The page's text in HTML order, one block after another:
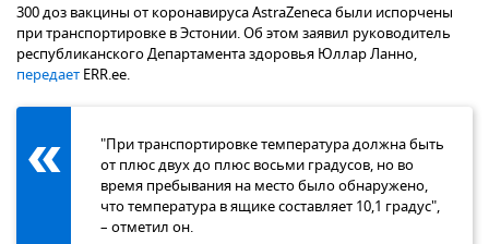
300 доз вакцины от коронавируса AstraZeneca были испорчены
при транспортировке в Эстонии. Об этом заявил руководитель
республиканского Департамента здоровья Юллар Ланно,
передает ERR.ee.
"При транспортировке температура должна быть
от плюс двух до плюс восьми градусов, но во
время пребывания на место было обнаружено,
что температура в ящике составляет 10,1 градус",
– отметил он.